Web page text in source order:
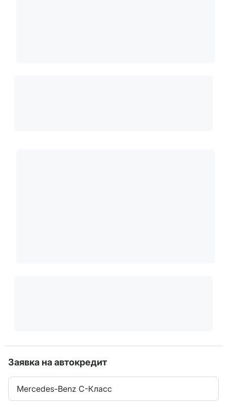
Заявка на автокредит
Mercedes-Benz C-Класс